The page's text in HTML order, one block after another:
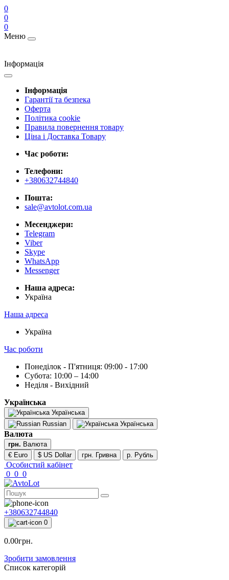
0
0
0
Меню
Інформація
Інформація
Гарантії та безпека
Оферта
Політика cookie
Правила повернення товару
Ціна і Доставка Товару
Час роботи:
Телефони:
+380632744840
Пошта:
sale@avtolot.com.ua
Месенджери:
Telegram
Viber
Skype
WhatsApp
Messenger
Наша адреса:
Українa
Наша адреса
Українa
Час роботи
Понеділок - П'ятниця: 09:00 - 17:00
Субота: 10:00 – 14:00
Неділя - Вихідний
Українська
Українська
Russian
Українська
Валюта
грн. Валюта
€ Euro
$ US Dollar грн. Гривна р. Рубль
Особистий кабінет
0 0 0
+380632744840
0
0.00грн.
Зробити замовлення
Список категорій